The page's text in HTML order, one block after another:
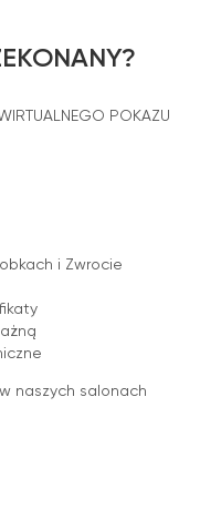
POKAZU
i Zwrocie
naszych salonach